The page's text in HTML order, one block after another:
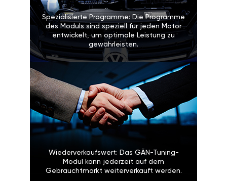
Spezialisierte Programme: Die Programme
des Moduls sind speziell für jeden Motor
entwickelt, um optimale Leistung zu
gewährleisten.
Wiederverkaufswert: Das GÄN-Tuning-
Modul kann jederzeit auf dem
Gebrauchtmarkt weiterverkauft werden.